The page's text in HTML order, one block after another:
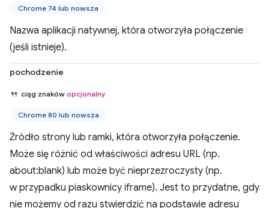
Chrome 74 lub nowsza
Nazwa aplikacji natywnej, która otworzyła połączenie
(jeśli istnieje).
pochodzenie
ciąg znaków opcjonalny
Chrome 80 lub nowsza
Źródło strony lub ramki, która otworzyła połączenie.
Może się różnić od właściwości adresu URL (np.
about:blank) lub może być nieprzezroczysty (np.
w przypadku piaskownicy iframe). Jest to przydatne, gdy
nie możemy od razu stwierdzić na podstawie adresu